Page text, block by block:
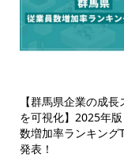
【群馬県企業の成長
を可視化】2025年
数増加率ランキング
発表！